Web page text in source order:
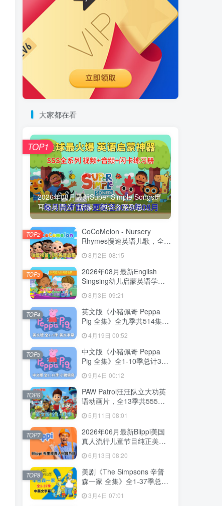
大家都在看
2026年08月最新Super Simple Songs磨
耳朵英语入门启蒙，包含各系列总...
TOP1
CoCoMelon - Nursery
Rhymes慢速英语儿歌，全
带英文字幕，带音频MP3，
百度网盘下载！
8月2日 08:15
TOP2
2026年08月最新English
Singsing幼儿启蒙英语学习
等，全1364集+，1080P高
清视频带英文字幕，百度网
盘下载！
8月3日 09:21
TOP3
英文版《小猪佩奇 Peppa
Pig 全集》全九季共514集，
幕，带配套音频MP3，百度
网盘下载！
4月19日 00:52
TOP4
中文版《小猪佩奇 Peppa
Pig 全集》全1-10季总计394
网盘下载！
9月4日 00:12
TOP5
PAW Patrol汪汪队立大功英
语动画片，全13季共555
集，1080P高清视频带英文
字幕，带配套音频MP3，百
度网盘下载！
5月11日 08:01
TOP6
2026年06月最新Blippi美国
真人流行儿童节目纯正美式
英语启蒙学习，1008集+，
1080P高清视频带英文字
幕，百度网盘下载！
6月13日 08:20
TOP7
美剧《The Simpsons 辛普
森一家 全集》全1-37季总共
802集，英语带中英文字幕，
百度网盘下载！
3月4日 07:01
TOP8